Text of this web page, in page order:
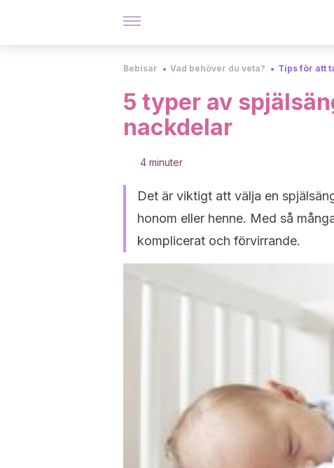
Bebisar Vad behöver du veta? Tips för att
5 typer av
nackdelar
4 minuter
Det är viktigt att välja en
honom eller henne. Med så
komplicerat och förvirrande.